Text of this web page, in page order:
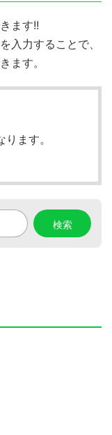
ます!!
入力することで、
ます。
ます。